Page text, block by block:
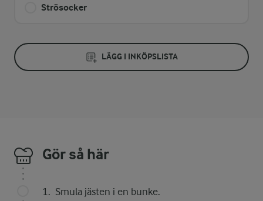
Strösocker
LÄGG I INKÖPSLISTA
Gör så här
Smula jästen i en bunke.